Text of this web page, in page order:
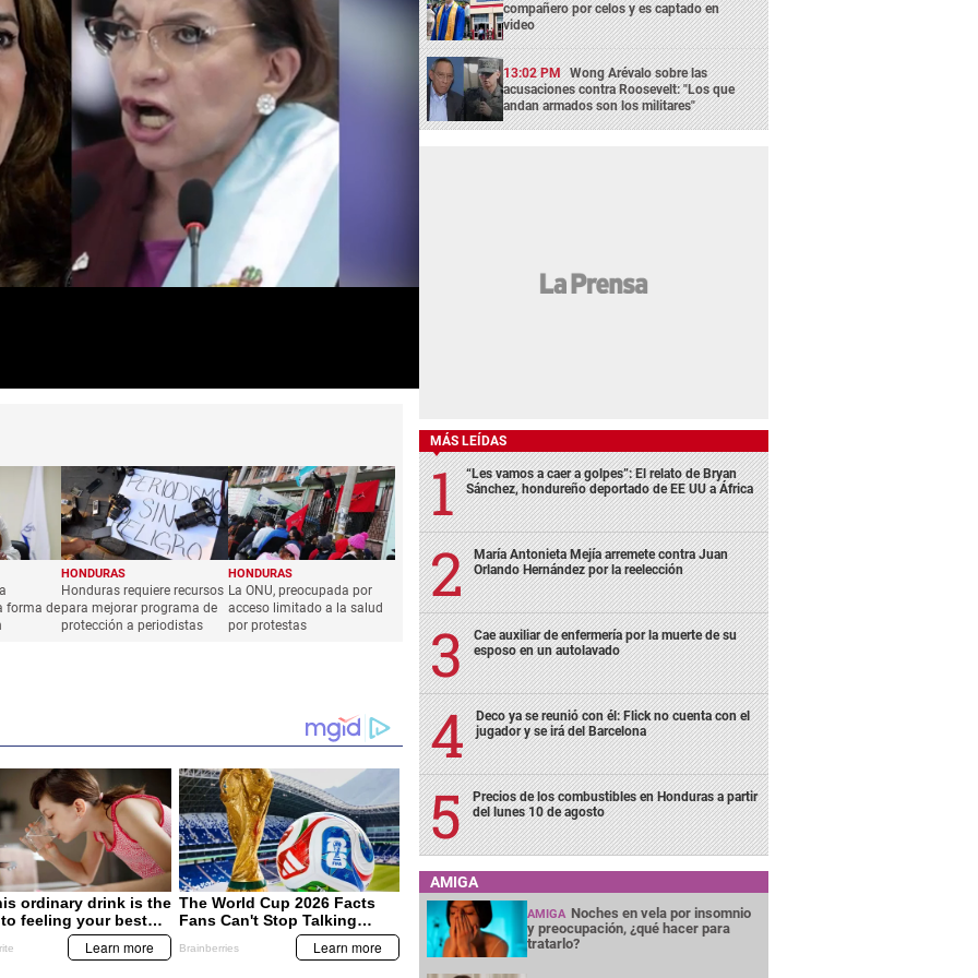
forma de
HONDURAS
Honduras requiere recursos
para mejorar programa de
protección a periodistas
HONDURAS
La ONU, preocupada por
acceso limitado a la salud
por protestas
compañero por celos y es captado en
video
13:02 PM Wong Arévalo sobre las
acusaciones contra Roosevelt: "Los que
andan armados son los militares"
MÁS LEÍDAS
“Les vamos a caer a golpes”: El relato de Bryan
Sánchez, hondureño deportado de EE UU a África
María Antonieta Mejía arremete contra Juan
Orlando Hernández por la reelección
Cae auxiliar de enfermería por la muerte de su
esposo en un autolavado
Deco ya se reunió con él: Flick no cuenta con el
jugador y se irá del Barcelona
Precios de los combustibles en Honduras a partir
del lunes 10 de agosto
AMIGA
AMIGA Noches en vela por insomnio
y preocupación, ¿qué hacer para
tratarlo?